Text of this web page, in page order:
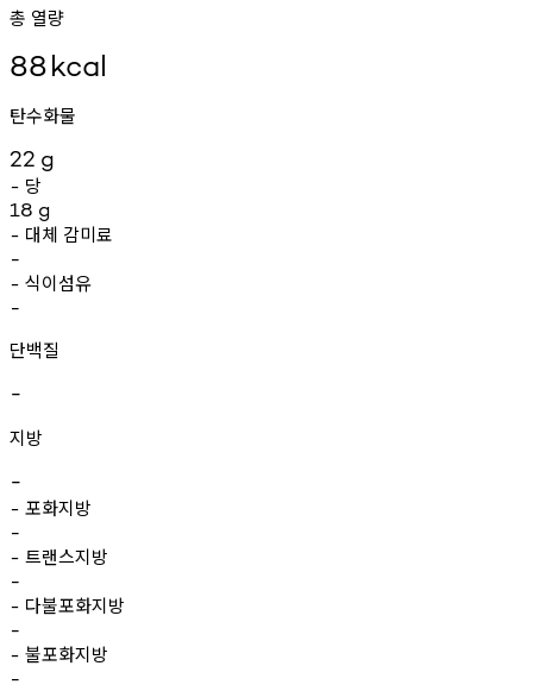
총 열량
88kcal
탄수화물
22 g
- 당
18 g
- 대체 감미료
-
- 식이섬유
-
단백질
-
지방
-
- 포화지방
-
- 트랜스지방
-
- 다불포화지방
-
- 불포화지방
-